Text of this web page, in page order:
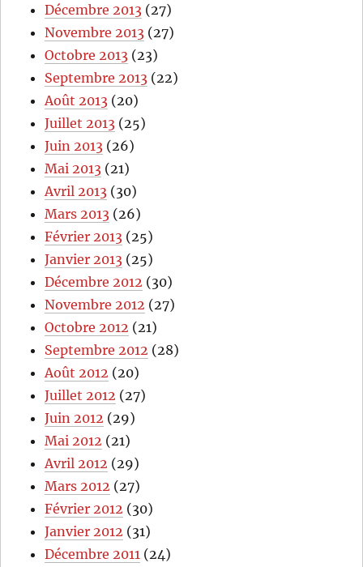
Décembre 2013 (27)
Novembre 2013 (27)
Octobre 2013 (23)
Septembre 2013 (22)
Août 2013 (20)
Juillet 2013 (25)
Juin 2013 (26)
Mai 2013 (21)
Avril 2013 (30)
Mars 2013 (26)
Février 2013 (25)
Janvier 2013 (25)
Décembre 2012 (30)
Novembre 2012 (27)
Octobre 2012 (21)
Septembre 2012 (28)
Août 2012 (20)
Juillet 2012 (27)
Juin 2012 (29)
Mai 2012 (21)
Avril 2012 (29)
Mars 2012 (27)
Février 2012 (30)
Janvier 2012 (31)
Décembre 2011 (24)